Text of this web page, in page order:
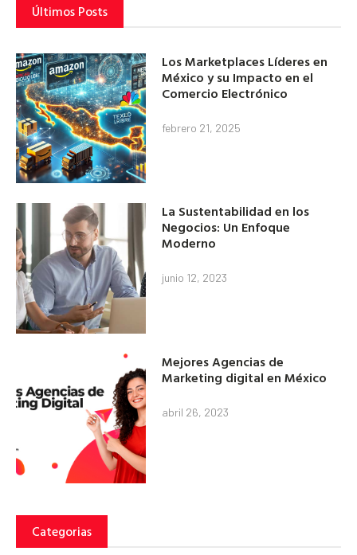
Últimos Posts
Los Marketplaces Líderes en
México y su Impacto en el
Comercio Electrónico
febrero 21, 2025
La Sustentabilidad en los
Negocios: Un Enfoque
Moderno
junio 12, 2023
Mejores Agencias de
Marketing digital en México
abril 26, 2023
Categorias